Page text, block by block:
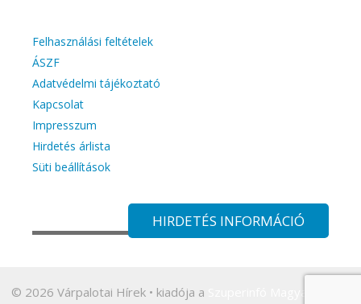
Felhasználási feltételek
ÁSZF
Adatvédelmi tájékoztató
Kapcsolat
Impresszum
Hirdetés árlista
Süti beállítások
HIRDETÉS INFORMÁCIÓ
© 2026 Várpalotai Hírek• kiadója a